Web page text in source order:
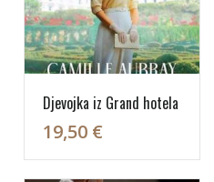
Djevojka iz Grand hotela
19,50 €